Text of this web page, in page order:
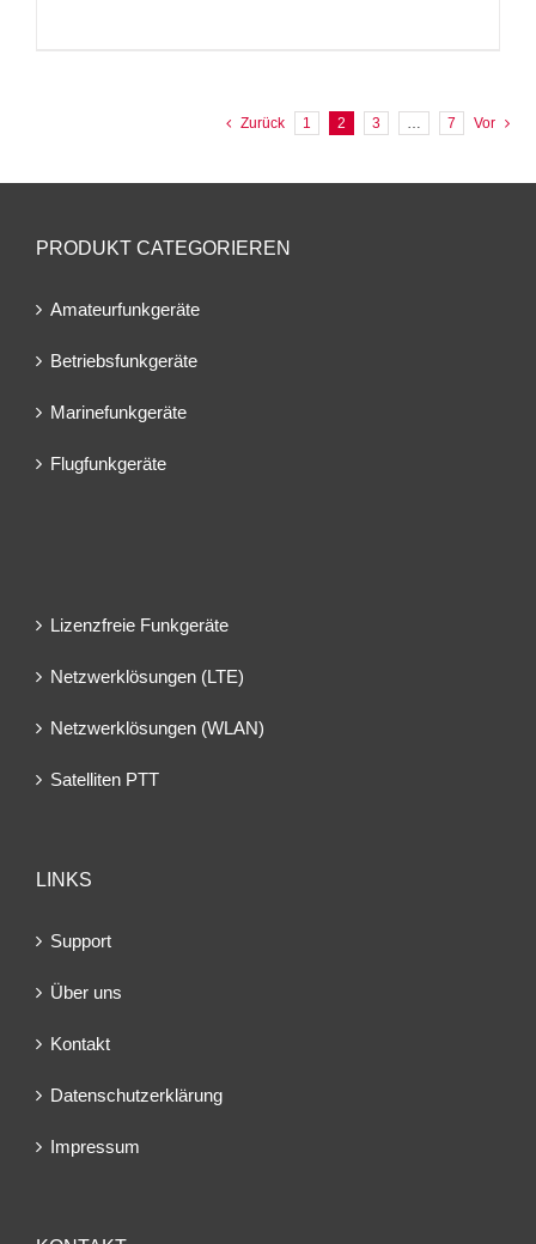
Zurück 1 2 3 … 7 Vor
PRODUKT CATEGORIEREN
Amateurfunkgeräte
Betriebsfunkgeräte
Marinefunkgeräte
Flugfunkgeräte
Lizenzfreie Funkgeräte
Netzwerklösungen (LTE)
Netzwerklösungen (WLAN)
Satelliten PTT
LINKS
Support
Über uns
Kontakt
Datenschutzerklärung
Impressum